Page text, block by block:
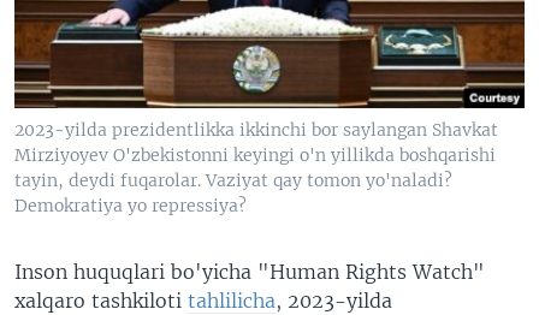
VIDEO
XABARLAR SURATLARDA
ODNOKLASSNIKI
TELEGRAM
TWITTER
SOUNDCLOUD
VOA
2023-yilda prezidentlikka ikkinchi bor saylangan Shavkat
Mirziyoyev O'zbekistonni keyingi o'n yillikda boshqarishi
tayin, deydi fuqarolar. Vaziyat qay tomon yo'naladi?
Demokratiya yo repressiya?
Inson huquqlari bo'yicha "Human Rights Watch"
xalqaro tashkiloti tahlilicha, 2023-yilda